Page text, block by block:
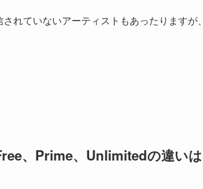
れていないアーティストもあったりますが
、 Prime、 Unlimitedの違い